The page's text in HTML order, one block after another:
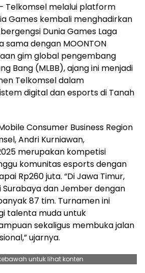
Telkomsel melalui platform
Games kembali menghadirkan
Dunia Games Laga
sama dengan MOONTON
gim global pengembang
Bang (MLBB), ajang ini menjadi
Telkomsel dalam
digital dan esports di Tanah
Consumer Business Region
Andri Kurniawan,
merupakan kompetisi
komunitas esports dengan
Rp260 juta. “Di Jawa Timur,
Surabaya dan Jember dengan
87 tim. Turnamen ini
talenta muda untuk
sekaligus membuka jalan
ujarnya.
untuk lihat konten